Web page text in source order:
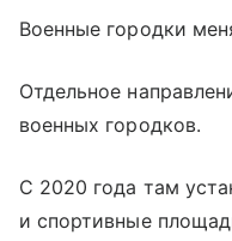
Военные городки
Отдельное
военных городков.
С 2020 года там
и спортивные